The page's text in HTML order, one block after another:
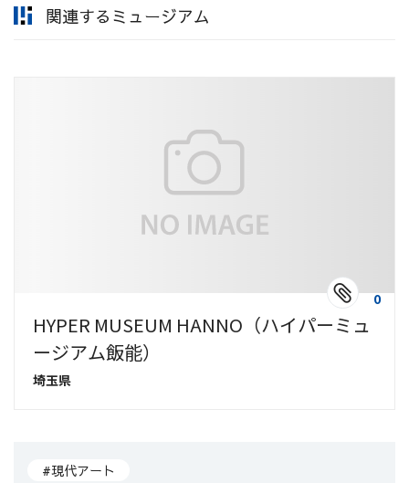
関連するミュージアム
0
HYPER MUSEUM HANNO（ハイパーミュ
ージアム飯能）
埼玉県
#現代アート